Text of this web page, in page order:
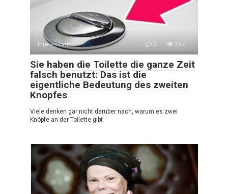
Interessant 0 257
Sie haben die Toilette die ganze Zeit
falsch benutzt: Das ist die
eigentliche Bedeutung des zweiten
Knopfes
Viele denken gar nicht darüber nach, warum es zwei
Knöpfe an der Toilette gibt